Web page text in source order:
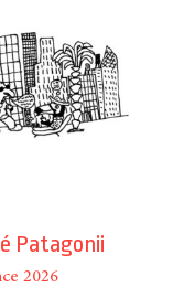
Patagonii
2026